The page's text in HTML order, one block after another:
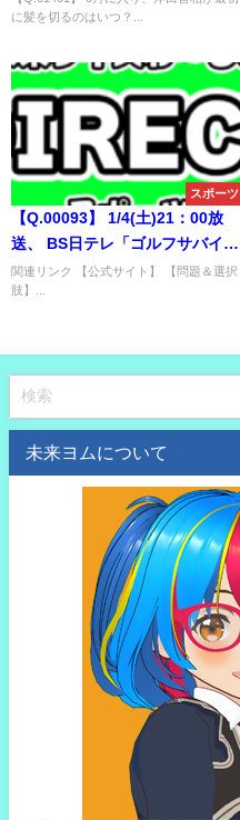
に髪を切るのはいつ？...
スポーツ
【Q.00093】 1/4(土)21：00放
送、 BS日テレ「ゴルフサバイバ
ルSP・トッププロ大会」。 優勝
者は？
関連リンク 【公式サイト】 【問題＆選択
肢】...
未来ヨムについて